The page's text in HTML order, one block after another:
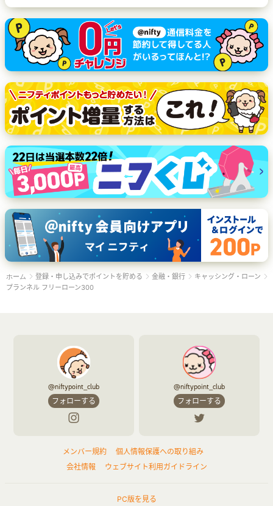
ホーム 登録・申し込みでポイントを貯める 金融・銀行
キャッシング・ローン
プランネル フリーローン300
@niftypoint_club
フォローする
@niftypoint_club
フォローする
メンバー規約
個人情報保護への取り組み
会社情報
ウェブサイト利用ガイドライン
PC版を見る